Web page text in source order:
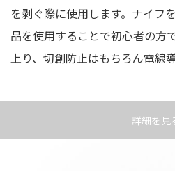
を剥ぐ際に使用します。ナイフ
品を使用することで初心者の方
上り、切創防止はもちろん電線
詳細を見